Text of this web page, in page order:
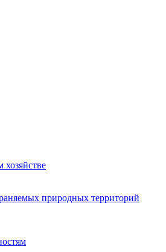
природных территорий